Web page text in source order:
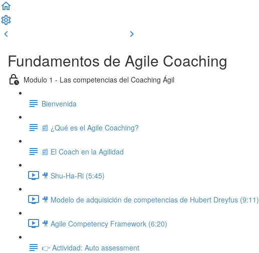
Fundamentos de Agile Coaching
Modulo 1 - Las competencias del Coaching Ágil
Bienvenida
📰 ¿Qué es el Agile Coaching?
📰 El Coach en la Agilidad
🎥 Shu-Ha-Ri (5:45)
🎥 Modelo de adquisición de competencias de Hubert Dreyfus (9:11)
🎥 Agile Competency Framework (6:20)
👉 Actividad: Auto assessment